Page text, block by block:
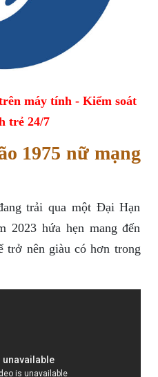
máy tính - Kiểm soát
trẻ 24/7
1975 nữ mạng
trải qua một Đại Hạn
2023 hứa hẹn mang đến
trở nên giàu có hơn trong